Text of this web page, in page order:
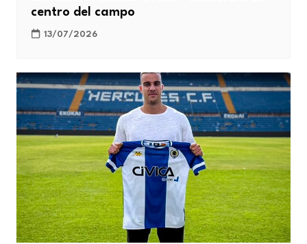
centro del campo
13/07/2026